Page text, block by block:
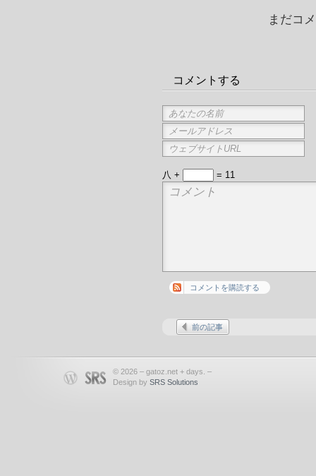
まだコ
コメントする
八 + = 11
コメントを購読する
前の記事
© 2026 – gatoz.net + days. –
Design by SRS Solutions